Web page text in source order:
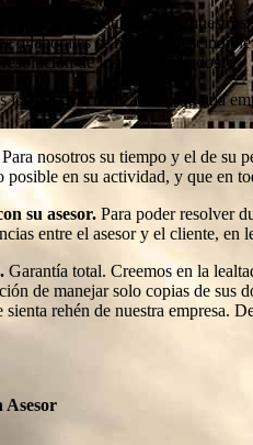
que, por la naturaleza de
o laborales se hace
de los temas tratados.
los trabajos realizados para una
Para nosotros su tiempo y el de su
en su actividad, y que en
su asesor. Para poder resolver
entre el asesor y el cliente, en
Garantía total. Creemos en la
de manejar solo copias de sus
rehén de nuestra empresa.
Asesor